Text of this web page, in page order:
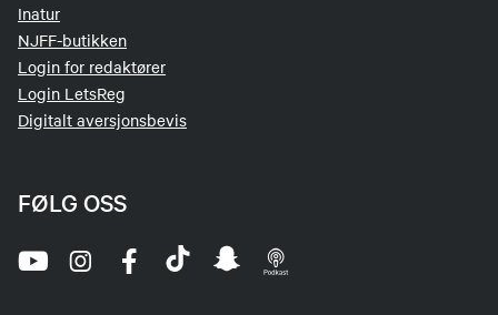
Inatur
NJFF-butikken
Login for redaktører
Login LetsReg
Digitalt aversjonsbevis
FØLG OSS